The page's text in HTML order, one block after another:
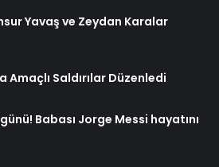
Yavaş ve Zeydan Karalar
Amaçlı Saldırılar Düzenledi
Babası Jorge Messi hayatını